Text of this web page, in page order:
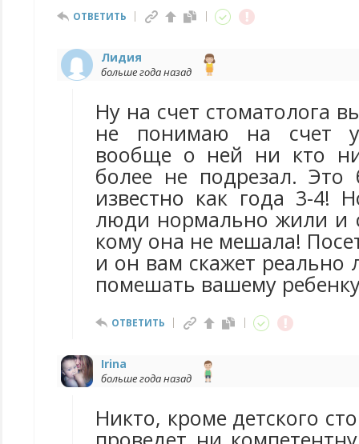
ОТВЕТИТЬ
Лидия
больше года назад
Ну на счет стоматолога
не понимаю на счет
вообще о ней ни кто
более не подрезал. Это
известно как года 3-4!
люди нормально жили и
кому она не мешала!
и он вам скажет реально
помешать вашему
ОТВЕТИТЬ
Irina
больше года назад
Никто, кроме детского